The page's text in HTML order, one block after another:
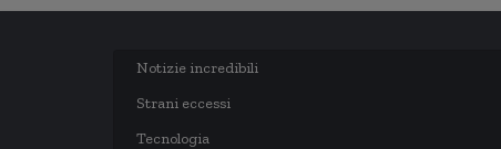
Notizie incredibili
Strani eccessi
Tecnologia